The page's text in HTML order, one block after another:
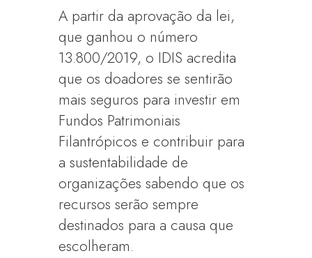
A partir da aprovação da lei,
que ganhou o número
13.800/2019, o IDIS acredita
que os doadores se sentirão
mais seguros para investir em
Fundos Patrimoniais
Filantrópicos e contribuir para
a sustentabilidade de
organizações sabendo que os
recursos serão sempre
destinados para a causa que
escolheram.